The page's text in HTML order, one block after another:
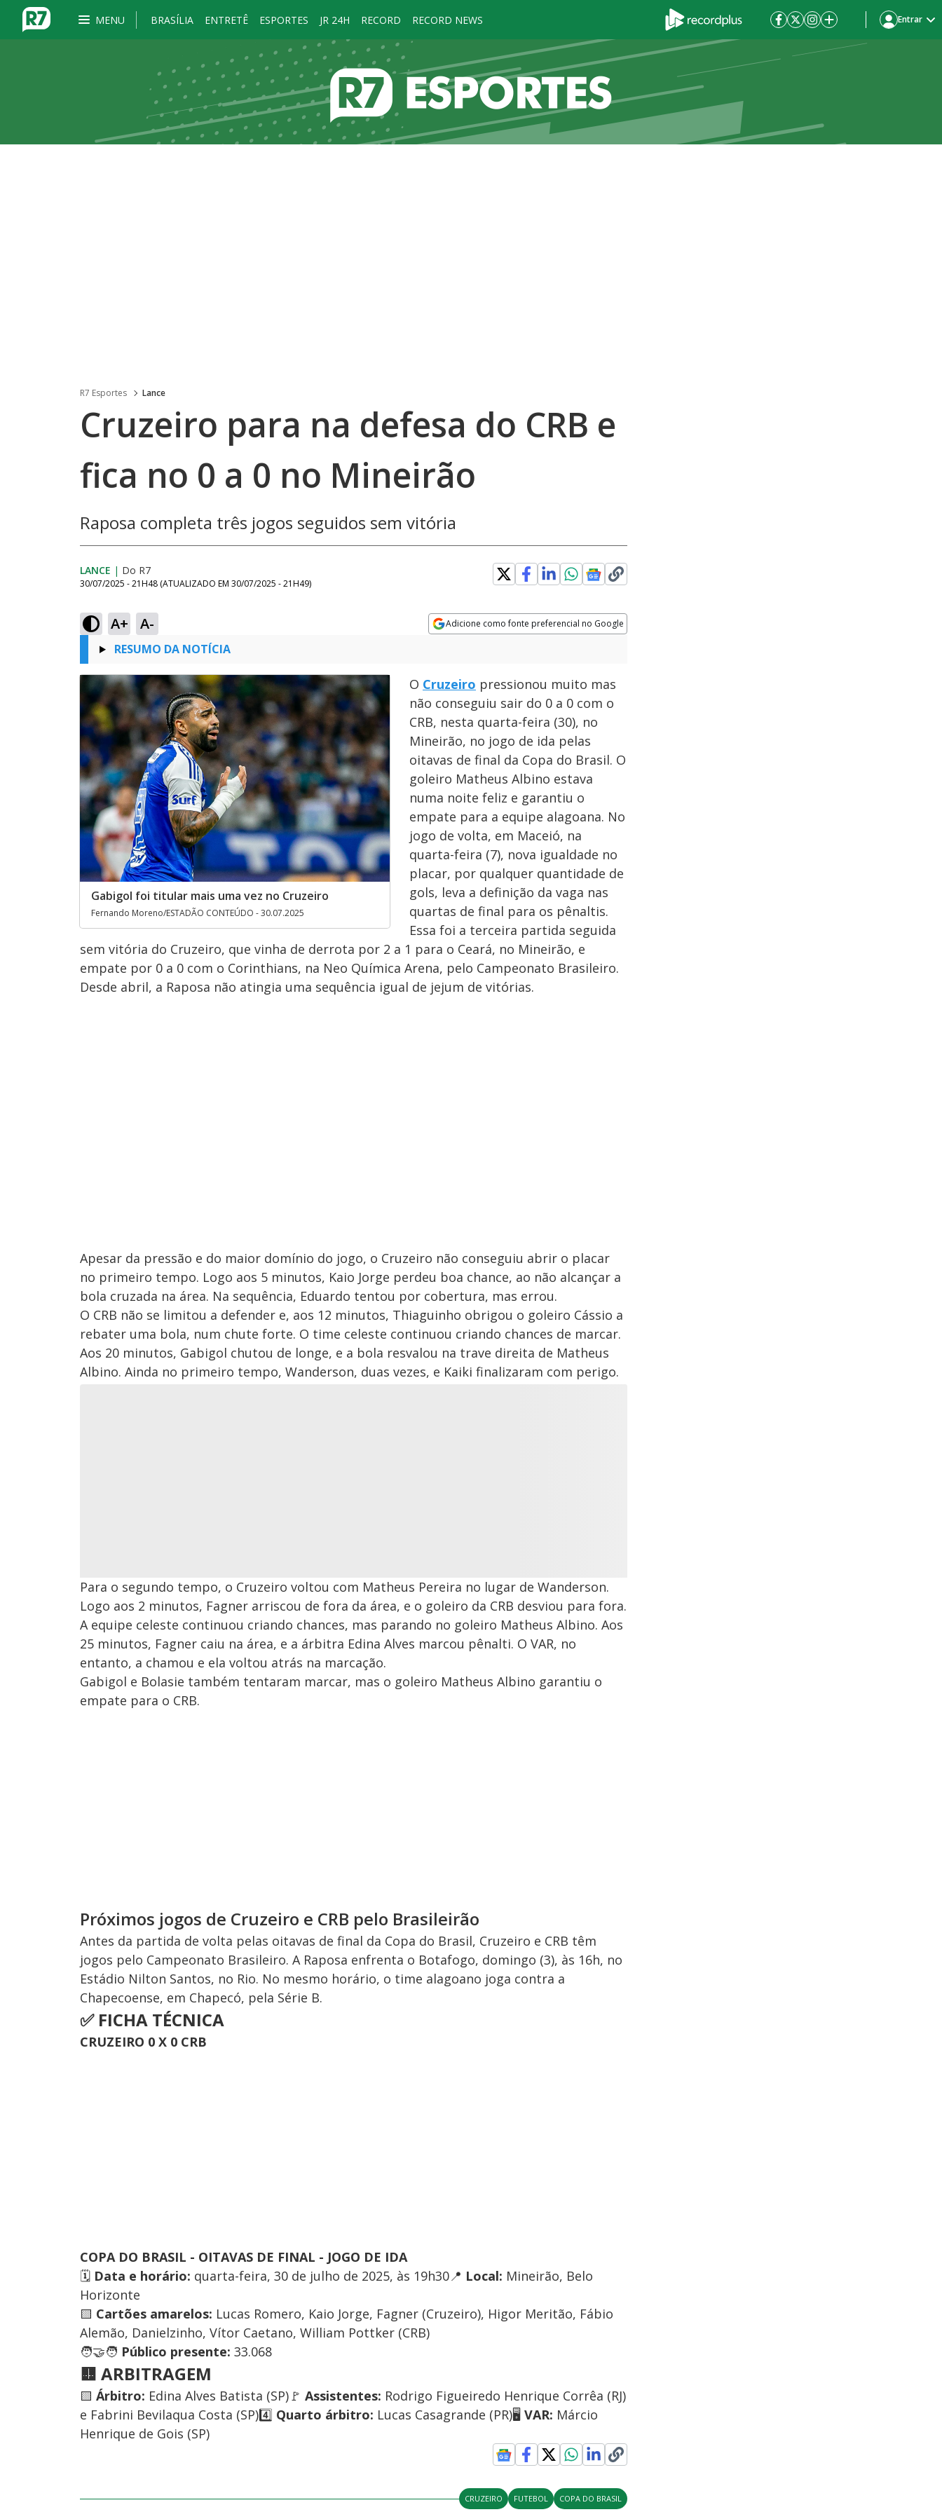
MENU BRASÍLIA ENTRETÊ ESPORTES JR 24H RECORD RECORD NEWS Entrar
R7 Esportes Lance
Cruzeiro para na defesa do CRB e
fica no 0 a 0 no Mineirão
Raposa completa três jogos seguidos sem vitória
LANCE | Do R7
30/07/2025 - 21H48 (ATUALIZADO EM 30/07/2025 - 21H49)
A+ A- Adicione como fonte preferencial no Google
RESUMO DA NOTÍCIA
Gabigol foi titular mais uma vez no Cruzeiro
Fernando Moreno/ESTADÃO CONTEÚDO - 30.07.2025
O Cruzeiro pressionou muito mas
não conseguiu sair do 0 a 0 com o
CRB, nesta quarta-feira (30), no
Mineirão, no jogo de ida pelas
oitavas de final da Copa do Brasil. O
goleiro Matheus Albino estava
numa noite feliz e garantiu o
empate para a equipe alagoana. No
jogo de volta, em Maceió, na
quarta-feira (7), nova igualdade no
placar, por qualquer quantidade de
gols, leva a definição da vaga nas
quartas de final para os pênaltis.
Essa foi a terceira partida seguida
sem vitória do Cruzeiro, que vinha de derrota por 2 a 1 para o Ceará, no Mineirão, e
empate por 0 a 0 com o Corinthians, na Neo Química Arena, pelo Campeonato Brasileiro.
Desde abril, a Raposa não atingia uma sequência igual de jejum de vitórias.
Apesar da pressão e do maior domínio do jogo, o Cruzeiro não conseguiu abrir o placar
no primeiro tempo. Logo aos 5 minutos, Kaio Jorge perdeu boa chance, ao não alcançar a
bola cruzada na área. Na sequência, Eduardo tentou por cobertura, mas errou.
O CRB não se limitou a defender e, aos 12 minutos, Thiaguinho obrigou o goleiro Cássio a
rebater uma bola, num chute forte. O time celeste continuou criando chances de marcar.
Aos 20 minutos, Gabigol chutou de longe, e a bola resvalou na trave direita de Matheus
Albino. Ainda no primeiro tempo, Wanderson, duas vezes, e Kaiki finalizaram com perigo.
Para o segundo tempo, o Cruzeiro voltou com Matheus Pereira no lugar de Wanderson.
Logo aos 2 minutos, Fagner arriscou de fora da área, e o goleiro da CRB desviou para fora.
A equipe celeste continuou criando chances, mas parando no goleiro Matheus Albino. Aos
25 minutos, Fagner caiu na área, e a árbitra Edina Alves marcou pênalti. O VAR, no
entanto, a chamou e ela voltou atrás na marcação.
Gabigol e Bolasie também tentaram marcar, mas o goleiro Matheus Albino garantiu o
empate para o CRB.
Próximos jogos de Cruzeiro e CRB pelo Brasileirão
Antes da partida de volta pelas oitavas de final da Copa do Brasil, Cruzeiro e CRB têm
jogos pelo Campeonato Brasileiro. A Raposa enfrenta o Botafogo, domingo (3), às 16h, no
Estádio Nilton Santos, no Rio. No mesmo horário, o time alagoano joga contra a
Chapecoense, em Chapecó, pela Série B.
✅ FICHA TÉCNICA
CRUZEIRO 0 X 0 CRB
COPA DO BRASIL - OITAVAS DE FINAL - JOGO DE IDA
🗓️ Data e horário: quarta-feira, 30 de julho de 2025, às 19h30📍 Local: Mineirão, Belo
Horizonte
🟨 Cartões amarelos: Lucas Romero, Kaio Jorge, Fagner (Cruzeiro), Higor Meritão, Fábio
Alemão, Danielzinho, Vítor Caetano, William Pottker (CRB)
🧑‍🤝‍🧑 Público presente: 33.068
🟨 ARBITRAGEM
🟨 Árbitro: Edina Alves Batista (SP)🚩 Assistentes: Rodrigo Figueiredo Henrique Corrêa (RJ)
e Fabrini Bevilaqua Costa (SP)4️⃣ Quarto árbitro: Lucas Casagrande (PR)🖥️ VAR: Márcio
Henrique de Gois (SP)
CRUZEIRO FUTEBOL COPA DO BRASIL